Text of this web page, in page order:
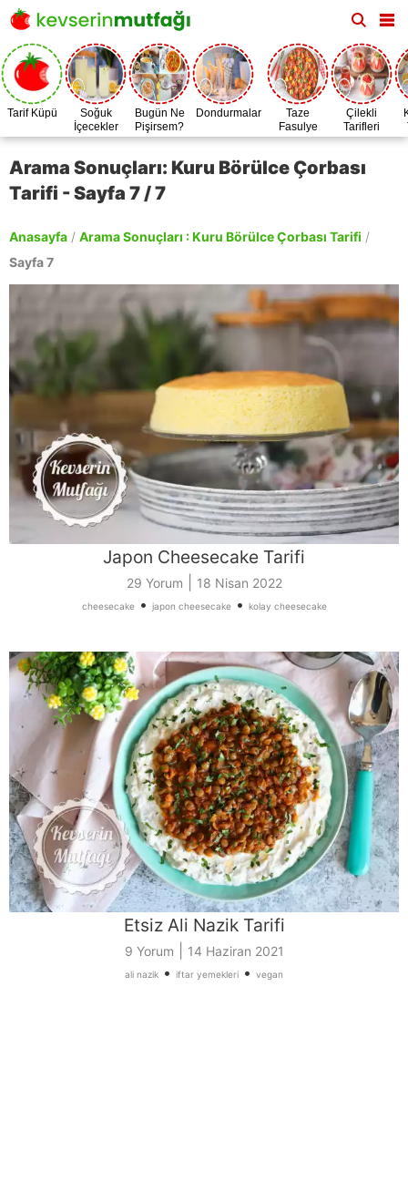
Tarif Küpü
Soğuk
İçecekler
Bugün Ne
Pişirsem?
Dondurmalar
Taze
Fasulye
Zamanı
Çilekli
Tarifleri
Arama Sonuçları: Kuru Börülce Çorbası
Tarifi - Sayfa 7 / 7
Anasayfa / Arama Sonuçları : Kuru Börülce Çorbası Tarifi /
Sayfa 7
Japon Cheesecake Tarifi
29 Yorum 18 Nisan 2022
cheesecake• japon cheesecake• kolay cheesecake
Etsiz Ali Nazik Tarifi
9 Yorum 14 Haziran 2021
ali nazik • iftar yemekleri • vegan